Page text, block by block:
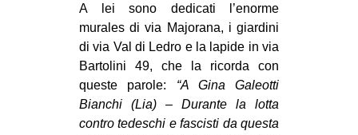
A lei sono dedicati l’enorme
murales di via Majorana, i giardini
di via Val di Ledro e la lapide in via
Bartolini 49, che la ricorda con
queste parole: “A Gina Galeotti
Bianchi (Lia) – Durante la lotta
contro tedeschi e fascisti da questa